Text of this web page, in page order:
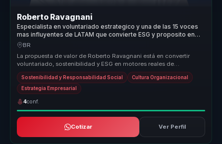
Roberto Ravagnani
Especialista en voluntariado estrategico y una de las 15 voces
mas influyentes de LATAM que convierte ESG y proposito en
crecimiento para empresas.
BR
La propuesta de valor de Roberto Ravagnani está en convertir
voluntariado, sostenibilidad y ESG en motores reales de
transformación organ...
Sostenibilidad y Responsabilidad Social Cultura Organizacional
Estrategia Empresarial
4conf.
Cotizar Ver Perfil